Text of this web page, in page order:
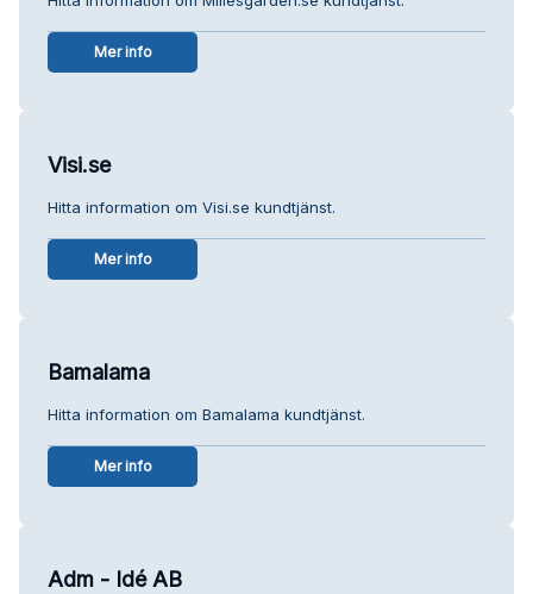
Mer info
Visi.se
Hitta information om Visi.se kundtjänst.
Mer info
Bamalama
Hitta information om Bamalama kundtjänst.
Mer info
Adm - Idé AB